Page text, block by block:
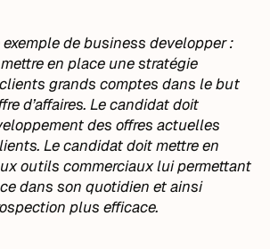
de business developper :
en place une stratégie
grands comptes dans le but
d’affaires. Le candidat doit
des offres actuelles
Le candidat doit mettre en
outils commerciaux lui permettant
dans son quotidien et ainsi
plus efficace.